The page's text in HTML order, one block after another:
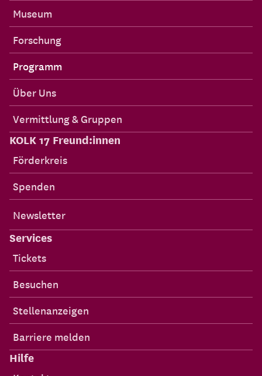
Museum
Forschung
Programm
Über Uns
Vermittlung & Gruppen
KOLK 17 Freund:innen
Förderkreis
Spenden
Newsletter
Services
Tickets
Besuchen
Stellenanzeigen
Barriere melden
Hilfe